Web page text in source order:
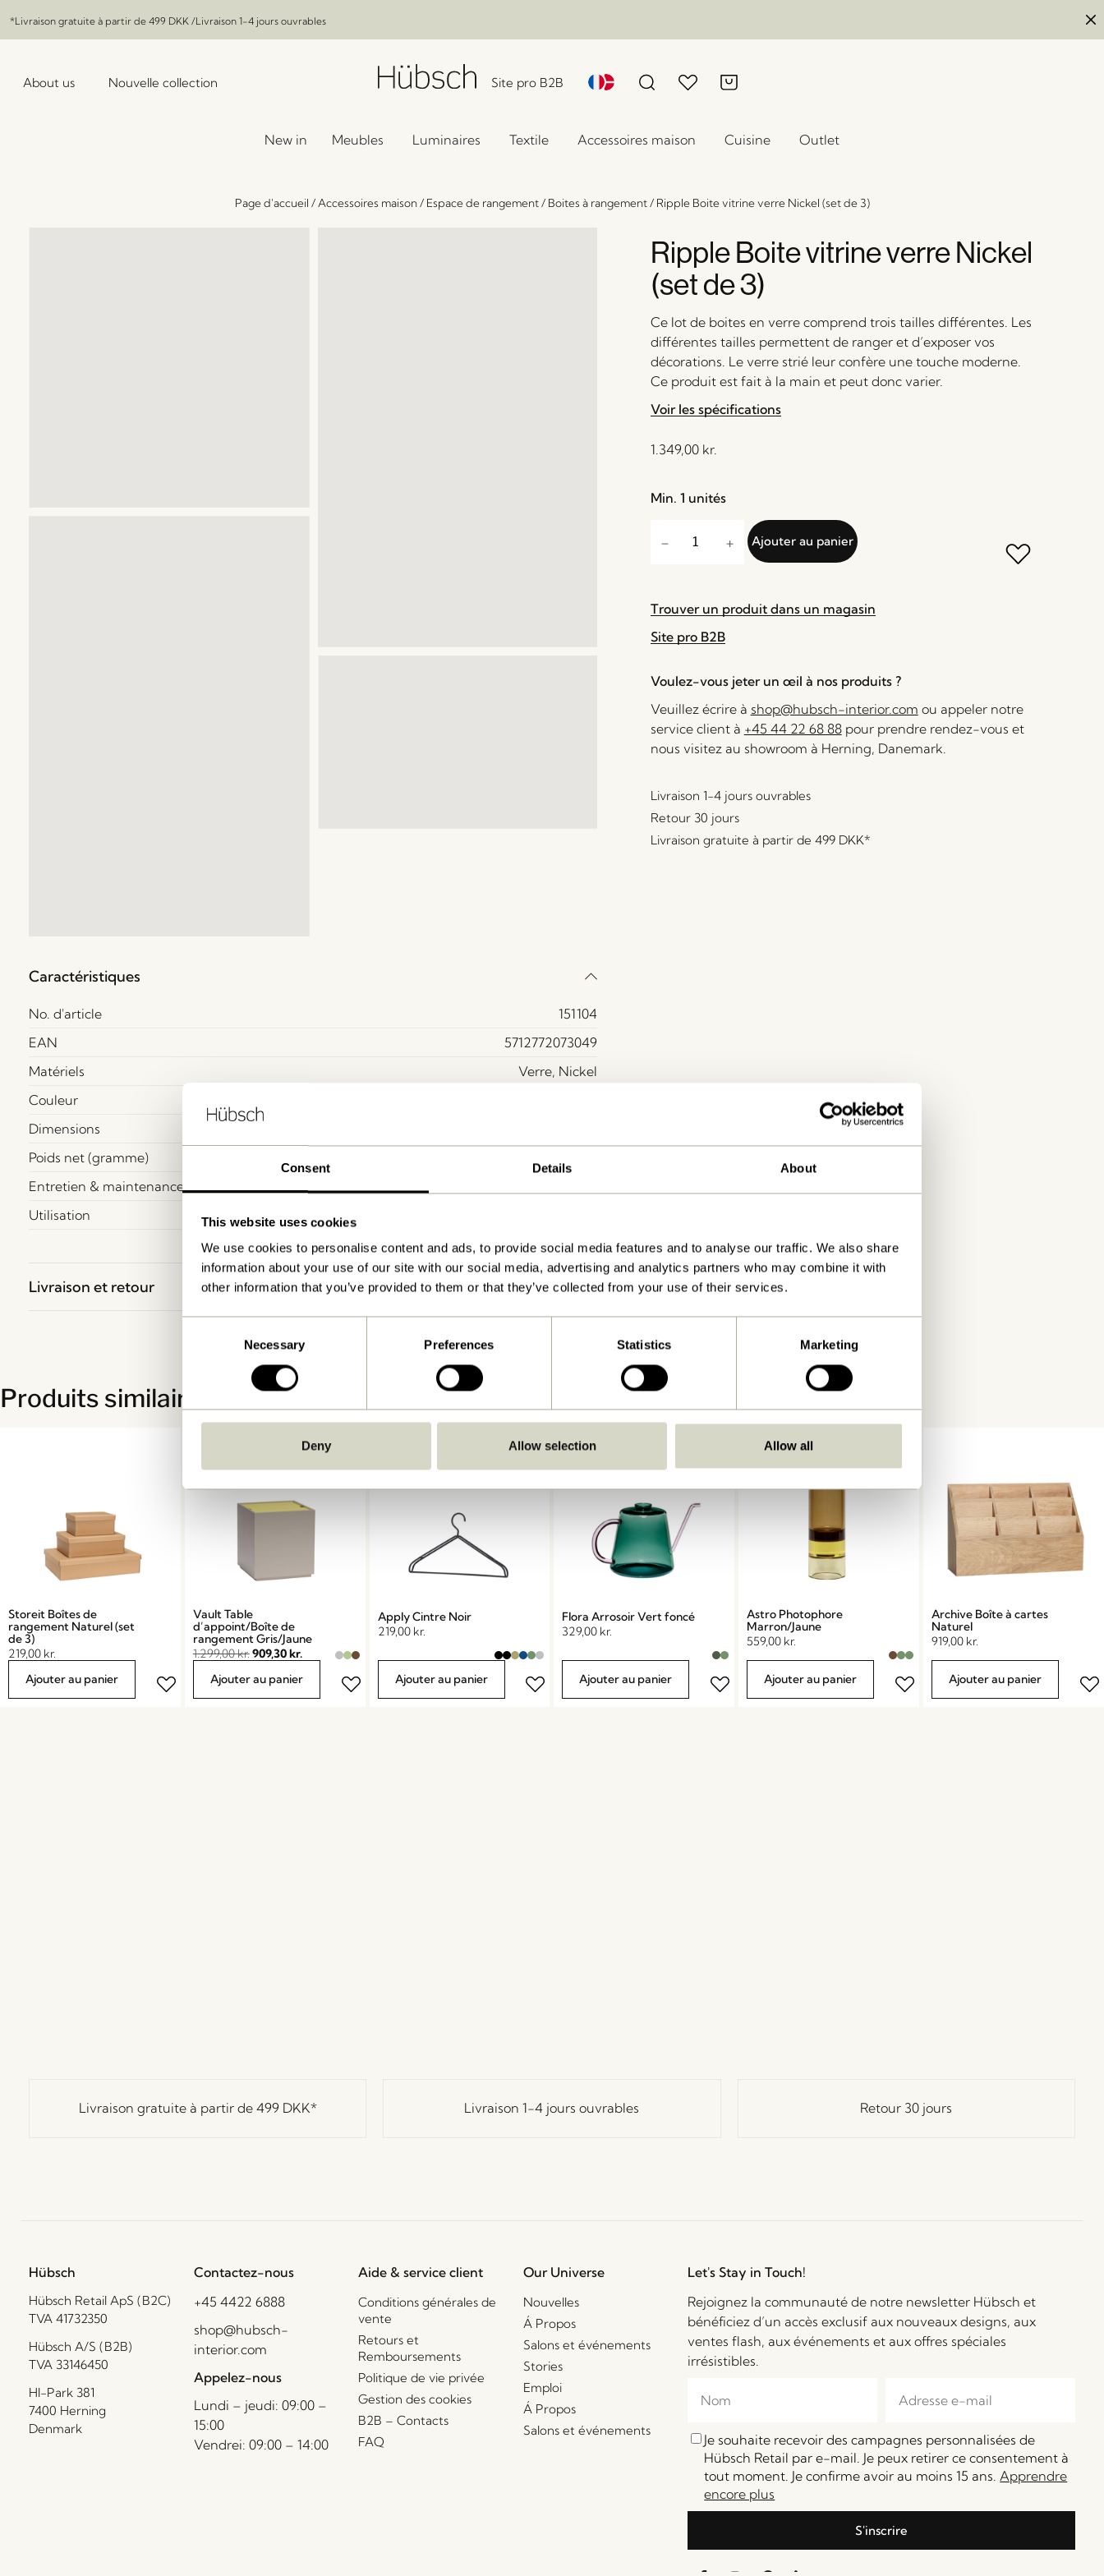
Consent Details About
This website uses cookies
We use cookies to personalise content and ads, to provide social media features and to analyse our traffic. We also share
information about your use of our site with our social media, advertising and analytics partners who may combine it with
other information that you’ve provided to them or that they’ve collected from your use of their services.
Necessary Preferences Statistics Marketing
Deny Allow selection Allow all
*Livraison gratuite à partir de 499 DKK /Livraison 1-4 jours ouvrables
About us Nouvelle collection Site pro B2B
New in Meubles Luminaires Textile Accessoires maison Cuisine Outlet
Page d'accueil / Accessoires maison/ Espace de rangement/ Boites à rangement/ Ripple Boite vitrine verre Nickel (set de 3)
Caractéristiques
No. d'article
151104
EAN
5712772073049
Matériels
Verre, Nickel
Couleur
Dimensions
Poids net (gramme)
Entretien & maintenance
Utilisation
Livraison et retour
Ripple Boite vitrine verre Nickel
(set de 3)
Ce lot de boites en verre comprend trois tailles différentes. Les
différentes tailles permettent de ranger et d’exposer vos
décorations. Le verre strié leur confère une touche moderne.
Ce produit est fait à la main et peut donc varier.
Voir les spécifications
1.349,00 kr.
Min. 1 unités
Ajouter au panier
Trouver un produit dans un magasin
Site pro B2B
Voulez-vous jeter un œil à nos produits ?
Veuillez écrire à shop@hubsch-interior.com ou appeler notre
service client à +45 44 22 68 88pour prendre rendez-vous et
nous visitez au showroom à Herning, Danemark.
Livraison 1-4 jours ouvrables
Retour 30 jours
Livraison gratuite à partir de 499 DKK*
Produits similaires
Storeit Boîtes de
rangement Naturel (set
de 3)
219,00 kr.
Ajouter au panier
Vault Table
d’appoint/Boîte de
rangement Gris/Jaune
1.299,00kr.909,30kr.
Ajouter au panier
Apply Cintre Noir
219,00 kr.
Ajouter au panier
Flora Arrosoir Vert foncé
329,00 kr.
Ajouter au panier
Astro Photophore
Marron/Jaune
559,00 kr.
Ajouter au panier
Archive Boîte à cartes
Naturel
919,00 kr.
Ajouter au panier
Livraison gratuite à partir de 499 DKK* Livraison 1-4 jours ouvrables Retour 30 jours
Hübsch
Hübsch Retail ApS (B2C)
TVA 41732350
Hübsch A/S (B2B)
TVA 33146450
HI-Park 381
7400 Herning
Denmark
Contactez-nous
+45 4422 6888
shop@hubsch-
interior.com
Appelez-nous
Lundi – jeudi: 09:00 –
15:00
Vendrei: 09:00 – 14:00
Aide & service client
Conditions générales de
vente
Retours et
Remboursements
Politique de vie privée
Gestion des cookies
B2B – Contacts
FAQ
Our Universe
Nouvelles
Á Propos
Salons et événements
Stories
Emploi
Á Propos
Salons et événements
Let's Stay in Touch!
Rejoignez la communauté de notre newsletter Hübsch et
bénéficiez d’un accès exclusif aux nouveaux designs, aux
ventes flash, aux événements et aux offres spéciales
irrésistibles.
Je souhaite recevoir des campagnes personnalisées de
Hübsch Retail par e-mail. Je peux retirer ce consentement à
tout moment. Je confirme avoir au moins 15 ans. Apprendre
encore plus
S'inscrire